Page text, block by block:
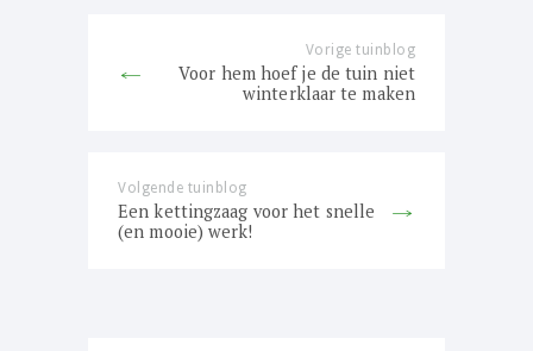
Vorige tuinblog
Voor hem hoef je de tuin niet
winterklaar te maken
Volgende tuinblog
post:
Een kettingzaag voor het snelle
(en mooie) werk!